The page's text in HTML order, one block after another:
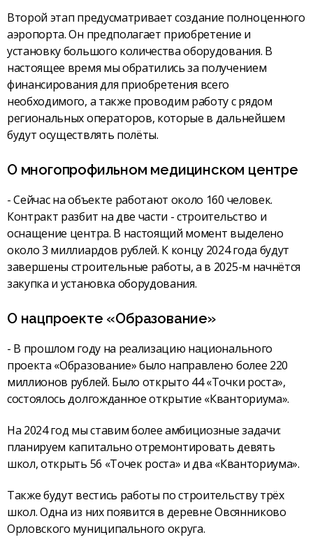
Второй этап предусматривает создание полноценного
аэропорта. Он предполагает приобретение и
установку большого количества оборудования. В
настоящее время мы обратились за получением
финансирования для приобретения всего
необходимого, а также проводим работу с рядом
региональных операторов, которые в дальнейшем
будут осуществлять полёты.
О многопрофильном медицинском центре
- Сейчас на объекте работают около 160 человек.
Контракт разбит на две части - строительство и
оснащение центра. В настоящий момент выделено
около 3 миллиардов рублей. К концу 2024 года будут
завершены строительные работы, а в 2025-м начнётся
закупка и установка оборудования.
О нацпроекте «Образование»
- В прошлом году на реализацию национального
проекта «Образование» было направлено более 220
миллионов рублей. Было открыто 44 «Точки роста»,
состоялось долгожданное открытие «Кванториума».
На 2024 год мы ставим более амбициозные задачи:
планируем капитально отремонтировать девять
школ, открыть 56 «Точек роста» и два «Кванториума».
Также будут вестись работы по строительству трёх
школ. Одна из них появится в деревне Овсянниково
Орловского муниципального округа.